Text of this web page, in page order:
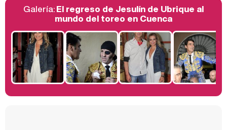
Manu Baqueiro: "Tuve como referente a Bruce Willis en 'Luz de Luna' para mi trabajo en la serie 'Perdiendo el juicio'"
Galería:El regreso de Jesulín de Ubrique al
mundo del toreo en Cuenca